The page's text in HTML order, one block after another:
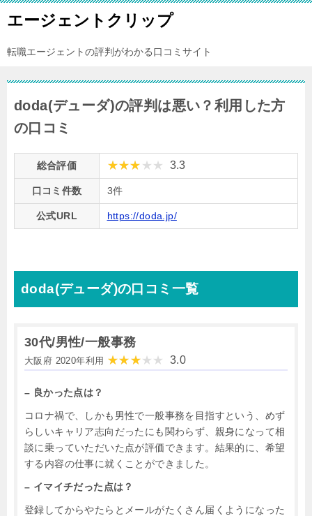
エージェントクリップ
転職エージェントの評判がわかる口コミサイト
doda(デューダ)の評判は悪い？利用した方
の口コミ
総合評価 3.3
口コミ件数 3件
公式URL https://doda.jp/
doda(デューダ)の口コミ一覧
30代/男性/一般事務
大阪府 2020年利用 3.0
– 良かった点は？
コロナ禍で、しかも男性で一般事務を目指すという、めず
らしいキャリア志向だったにも関わらず、親身になって相
談に乗っていただいた点が評価できます。結果的に、希望
する内容の仕事に就くことができました。
– イマイチだった点は？
登録してからやたらとメールがたくさん届くようになった